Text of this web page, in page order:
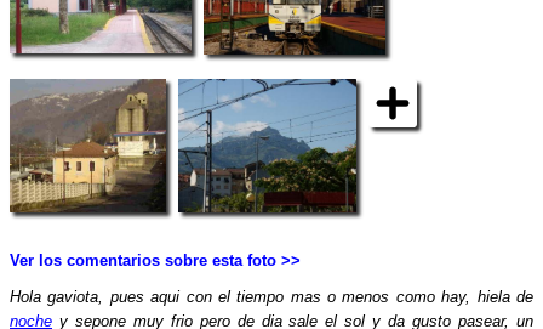
Ver los comentarios sobre esta foto >>
Hola gaviota, pues aqui con el tiempo mas o menos como hay, hiela de
noche y sepone muy frio pero de dia sale el sol y da gusto pasear, un